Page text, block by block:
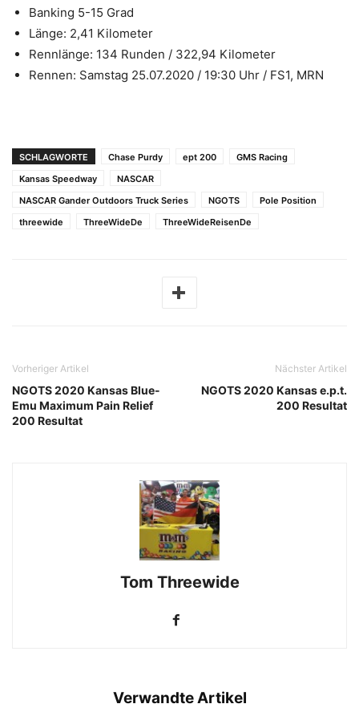
Banking 5-15 Grad
Länge: 2,41 Kilometer
Rennlänge: 134 Runden / 322,94 Kilometer
Rennen: Samstag 25.07.2020 / 19:30 Uhr / FS1, MRN
SCHLAGWORTE Chase Purdy ept 200
GMS Racing
Kansas Speedway
NASCAR
NASCAR Gander Outdoors Truck Series
NGOTS
Pole Position
threewide
ThreeWideDe ThreeWideReisenDe
Vorheriger Artikel
NGOTS 2020 Kansas Blue-
Emu Maximum Pain Relief
200 Resultat
Nächster Artikel
NGOTS 2020 Kansas e.p.t.
200 Resultat
Tom Threewide
Verwandte Artikel